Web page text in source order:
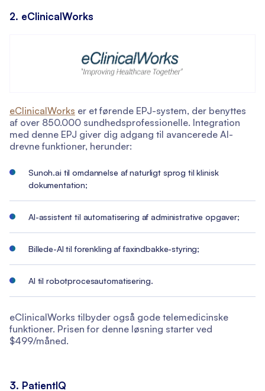
2. eClinicalWorks
eClinicalWorks er et førende EPJ-system, der benyttes
af over 850.000 sundhedsprofessionelle. Integration
med denne EPJ giver dig adgang til avancerede AI-
drevne funktioner, herunder:
Sunoh.ai til omdannelse af naturligt sprog til klinisk
dokumentation;
AI-assistent til automatisering af administrative opgaver;
Billede-AI til forenkling af faxindbakke-styring;
AI til robotprocesautomatisering.
eClinicalWorks tilbyder også gode telemedicinske
funktioner. Prisen for denne løsning starter ved
$499/måned.
3. PatientIQ